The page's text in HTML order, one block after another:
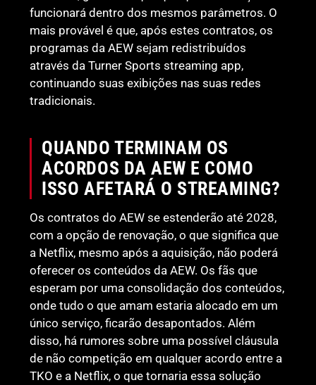
funcionará dentro dos mesmos parâmetros. O
mais provável é que, após estes contratos, os
programas da AEW sejam redistribuídos
através da Turner Sports streaming app,
continuando suas exibições nas suas redes
tradicionais.
QUANDO TERMINAM OS
ACORDOS DA AEW E COMO
ISSO AFETARÁ O STREAMING?
Os contratos do AEW se estenderão até 2028,
com a opção de renovação, o que significa que
a Netflix, mesmo após a aquisição, não poderá
oferecer os conteúdos da AEW. Os fãs que
esperam por uma consolidação dos conteúdos,
onde tudo o que amam estaria alocado em um
único serviço, ficarão desapontados. Além
disso, há rumores sobre uma possível cláusula
de não competição em qualquer acordo entre a
TKO e a Netflix, o que tornaria essa solução